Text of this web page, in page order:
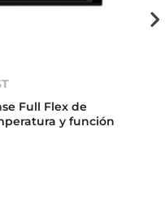
Full Flex de
y función